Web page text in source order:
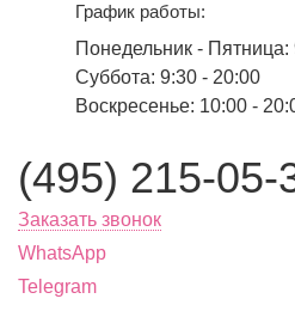
График работы:
Понедельник - Пятница:
Суббота: 9:30 - 20:00
Воскресенье: 10:00 -
(495) 215-05-
Заказать звонок
WhatsApp
Telegram